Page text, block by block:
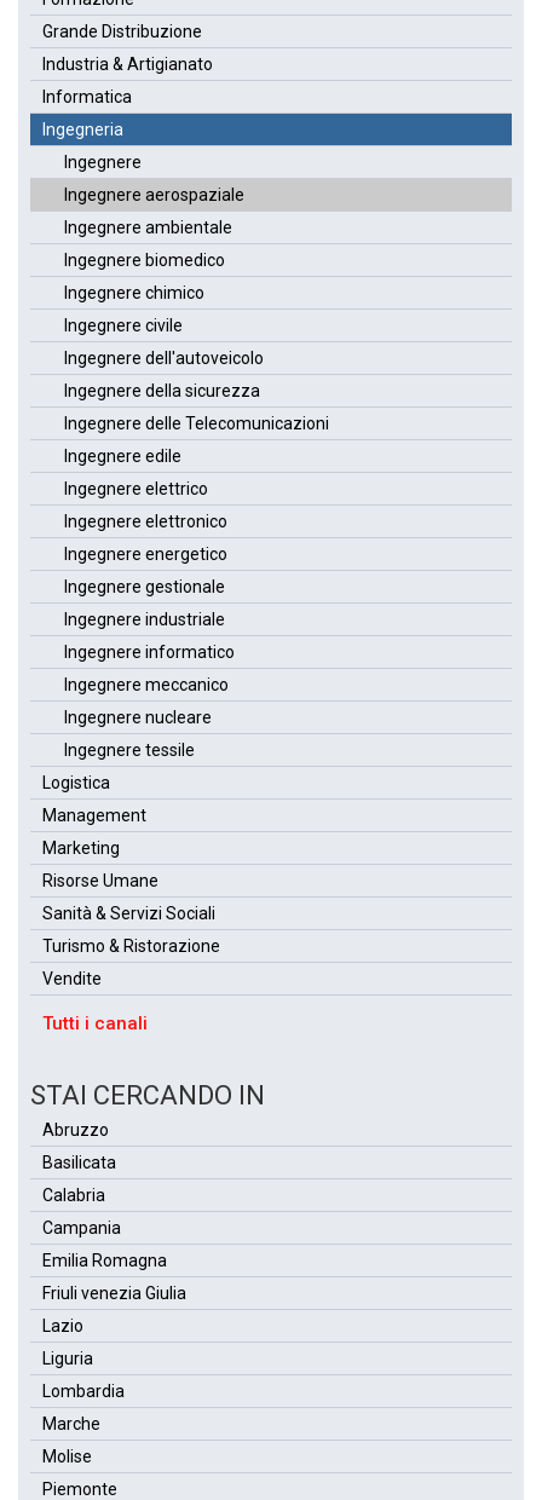
Grande Distribuzione
Industria & Artigianato
Informatica
Ingegneria
Ingegnere
Ingegnere aerospaziale
Ingegnere ambientale
Ingegnere biomedico
Ingegnere chimico
Ingegnere civile
Ingegnere dell'autoveicolo
Ingegnere della sicurezza
Ingegnere delle Telecomunicazioni
Ingegnere edile
Ingegnere elettrico
Ingegnere elettronico
Ingegnere energetico
Ingegnere gestionale
Ingegnere industriale
Ingegnere informatico
Ingegnere meccanico
Ingegnere nucleare
Ingegnere tessile
Logistica
Management
Marketing
Risorse Umane
Sanità & Servizi Sociali
Turismo & Ristorazione
Vendite
Tutti i canali
STAI CERCANDO IN
Abruzzo
Basilicata
Calabria
Campania
Emilia Romagna
Friuli venezia Giulia
Lazio
Liguria
Lombardia
Marche
Molise
Piemonte